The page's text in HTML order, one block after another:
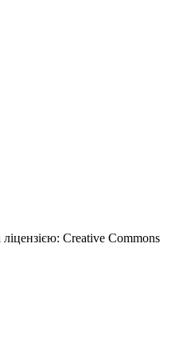
ліцензією: Creative Commons